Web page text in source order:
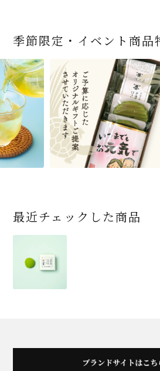
フだと思いました。自分への
くちどけ滑らか！濃厚
ュフ
日時指定など、時間通りに届
梱包は小さな段ボールに、こ
うほどの紙の緩衝材と、商品
そのおかげで商品は、破損な
手元に届きました。
商品のパッケージは、黒の箱
それだけ抹茶の粒子が細かく
宇治抹茶だいふく 和
三盆仕立て 6個入
2,592 (税込)
お茶屋の京都 宇
茶サンド 3個入
1,743 (税込)
商品一覧はこち
緑茶ティーパック（セ
ンパックシリーズ） 5g
×50袋
864 (税込)
ありがとう メッセ
付き緑茶ティー
4g×2包
410 (税込)
商品一覧はこち
宇治抹茶そば3袋・そ
ばつゆ6袋（6人前）セ
ット 化粧箱（カート
ン/ギフトボックス）
3,032 (税込)
宇治抹茶そば２袋
ばつゆ４袋（４人
竹かごセット
2,278 (税込)
商品一覧はこち
老舗茶舗の宇治抹茶
かすていらと宇治冠煎
茶の詰合せ
4,112 (税込)
宇治抹茶焼き菓子
合せ 12個入
～抹茶づくし～
4,511 (税込)
商品一覧はこち
茶道具 帛紗 ふくさ 無
地 正絹帛紗 7匁(もん
め) (朱・赤・紫) (ポス
ト便対応可)
4,730 (税込)
茶道具 扇子（せん
扇子 利休百首
1,716 (税込)
商品一覧はこち
季節限定・イベント商品
最近チェックした商品